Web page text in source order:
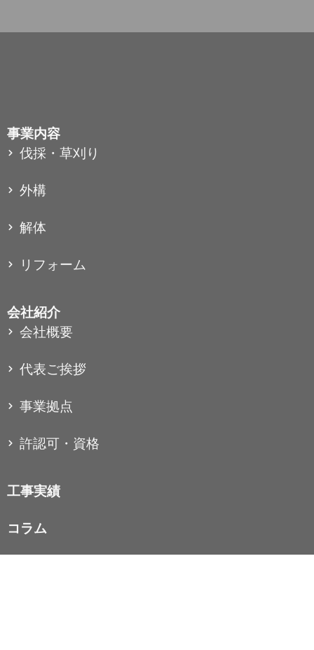
事業内容
伐採・草刈り
外構
解体
リフォーム
会社紹介
会社概要
代表ご挨拶
事業拠点
許認可・資格
工事実績
コラム